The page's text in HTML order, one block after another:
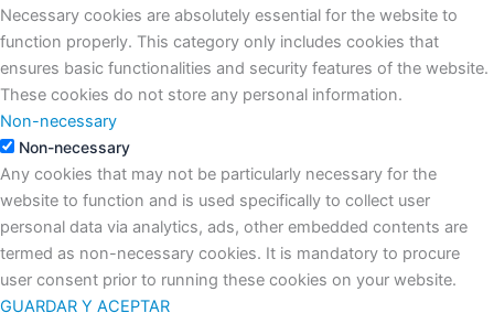
Necessary cookies are absolutely essential for the website to
function properly. This category only includes cookies that
ensures basic functionalities and security features of the website.
These cookies do not store any personal information.
Non-necessary
Non-necessary
Any cookies that may not be particularly necessary for the
website to function and is used specifically to collect user
personal data via analytics, ads, other embedded contents are
termed as non-necessary cookies. It is mandatory to procure
user consent prior to running these cookies on your website.
GUARDAR Y ACEPTAR